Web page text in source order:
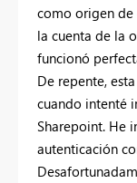
como origen de
la cuenta de la
funcionó
De repente,
cuando intenté
Sharepoint. He
autenticación